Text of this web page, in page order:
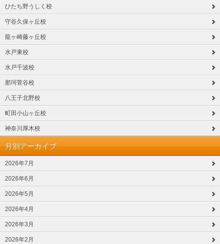
ひたち野うしく校
守谷久保ヶ丘校
龍ヶ崎藤ヶ丘校
水戸東校
水戸千波校
那珂菅谷校
八王子北野校
町田小山ヶ丘校
神奈川厚木校
月別アーカイブ
2026年7月
2026年6月
2026年5月
2026年4月
2026年3月
2026年2月